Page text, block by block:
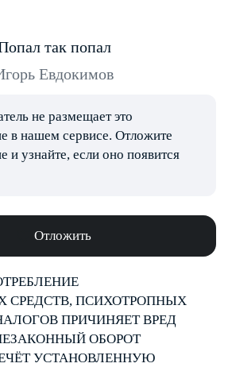
так попал
Евдокимов
не размещает это
в нашем сервисе. Отложите
и узнайте, если оно появится
Отложить
СРЕДСТВ, ПСИХОТРОПНЫХ
ПРИЧИНЯЕТ ВРЕД
ОБОРОТ
УСТАНОВЛЕННУЮ